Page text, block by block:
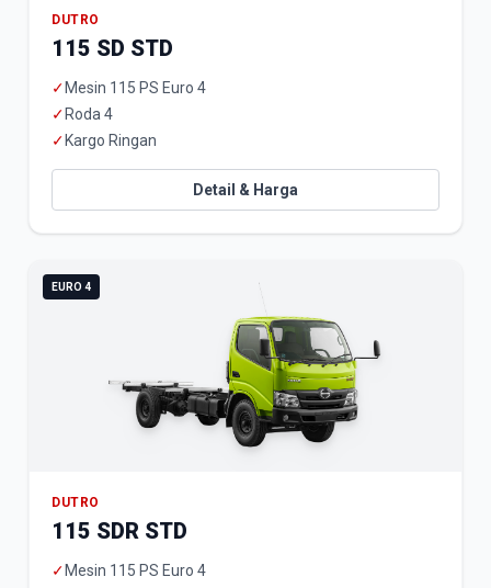
DUTRO
115 SD STD
✓ Mesin 115 PS Euro 4
✓ Roda 4
✓ Kargo Ringan
Detail & Harga
EURO 4
DUTRO
115 SDR STD
✓ Mesin 115 PS Euro 4